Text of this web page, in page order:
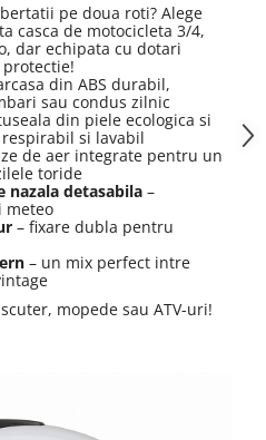
pe doua roti? Alege
casca de motocicleta 3/4,
dar echipata cu dotari
din ABS durabil,
sau condus zilnic
din piele ecologica si
si lavabil
de aer integrate pentru un
toride
nazala detasabila –
meteo
– fixare dubla pentru
– un mix perfect intre
mopede sau ATV-uri!